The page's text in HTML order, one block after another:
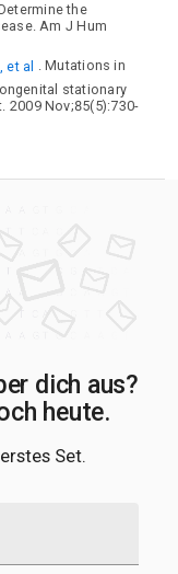
the
Am J Hum
et al . Mutations in
stationary
2009 Nov;85(5):730-
dich aus?
heute.
Set.